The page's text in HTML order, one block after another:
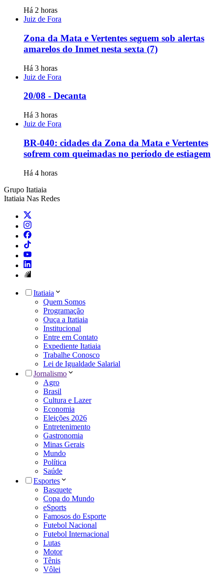
Há 2 horas
Juiz de Fora
Zona da Mata e Vertentes seguem sob alertas
amarelos do Inmet nesta sexta (7)
Há 3 horas
Juiz de Fora
20/08 - Decanta
Há 3 horas
Juiz de Fora
BR-040: cidades da Zona da Mata e Vertentes
sofrem com queimadas no período de estiagem
Há 4 horas
Grupo Itatiaia
Itatiaia Nas Redes
Itatiaia
Quem Somos
Programação
Ouça a Itatiaia
Institucional
Entre em Contato
Expediente Itatiaia
Trabalhe Conosco
Lei de Igualdade Salarial
Jornalismo
Agro
Brasil
Cultura e Lazer
Economia
Eleições 2026
Entretenimento
Gastronomia
Minas Gerais
Mundo
Política
Saúde
Esportes
Basquete
Copa do Mundo
eSports
Famosos do Esporte
Futebol Nacional
Futebol Internacional
Lutas
Motor
Tênis
Vôlei